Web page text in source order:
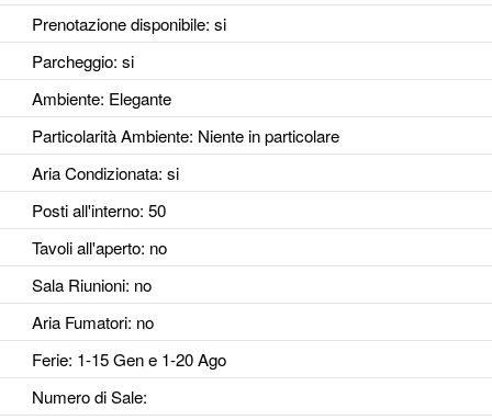
Prenotazione disponibile: si
Parcheggio: si
Ambiente: Elegante
Particolarità Ambiente: Niente in particolare
Aria Condizionata: si
Posti all'interno: 50
Tavoli all'aperto: no
Sala Riunioni: no
Aria Fumatori: no
Ferie: 1-15 Gen e 1-20 Ago
Numero di Sale: